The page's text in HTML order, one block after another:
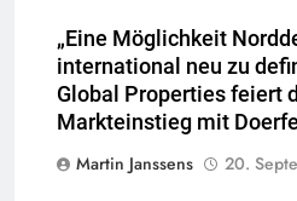
„Eine Möglichkeit
international neu zu
Global Properties feiert
Markteinstieg mit
Martin Janssens
20.